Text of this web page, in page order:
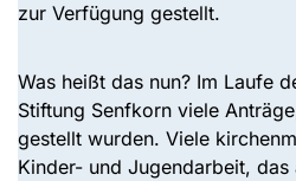
zur Verfügung gestellt.
Was heißt das nun? Im Laufe
Stiftung Senfkorn viele
gestellt wurden. Viele
Kinder- und Jugendarbeit,